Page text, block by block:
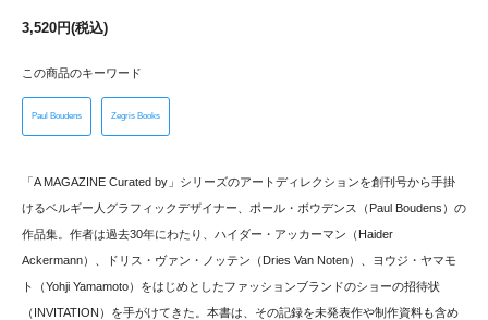
3,520円(税込)
この商品のキーワード
Paul Boudens Zegris Books
「A MAGAZINE Curated by」シリーズのアートディレクションを創刊号から手掛
けるベルギー人グラフィックデザイナー、ポール・ボウデンス（Paul Boudens）の
作品集。作者は過去30年にわたり、ハイダー・アッカーマン（Haider
Ackermann）、ドリス・ヴァン・ノッテン（Dries Van Noten）、ヨウジ・ヤマモ
ト（Yohji Yamamoto）をはじめとしたファッションブランドのショーの招待状
（INVITATION）を手がけてきた。本書は、その記録を未発表作や制作資料も含め